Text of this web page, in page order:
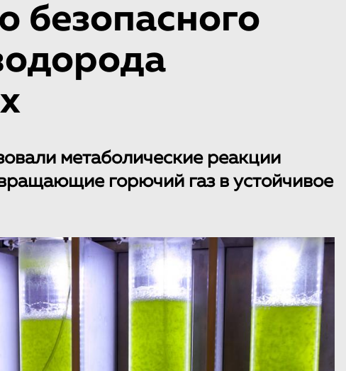
безопасного
метаболические реакции
горючий газ в устойчивое